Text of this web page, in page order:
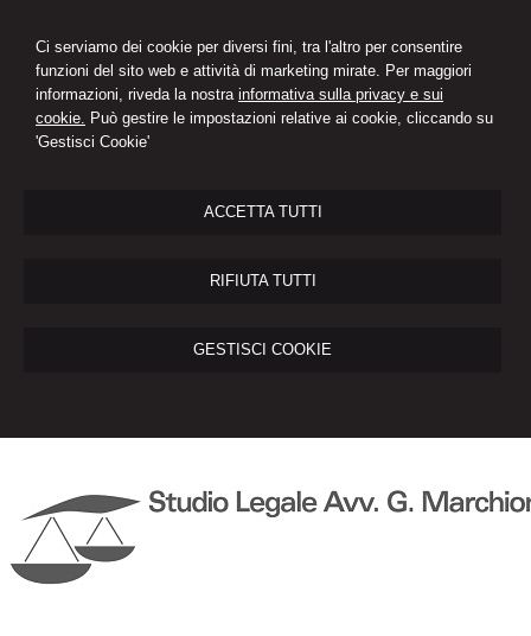
Ci serviamo dei cookie per diversi fini, tra l'altro per consentire
funzioni del sito web e attività di marketing mirate. Per maggiori
informazioni, riveda la nostra informativa sulla privacy e sui
cookie. Può gestire le impostazioni relative ai cookie, cliccando su
'Gestisci Cookie'
ACCETTA TUTTI
RIFIUTA TUTTI
GESTISCI COOKIE